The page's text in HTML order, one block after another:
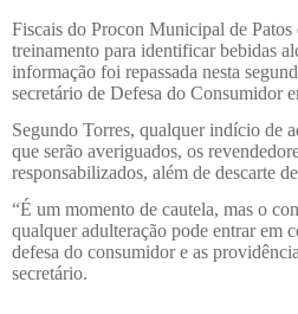
Fiscais do Procon Municipal de Patos
treinamento para identificar bebidas
informação foi repassada nesta
secretário de Defesa do Consumidor
Segundo Torres, qualquer indício de
que serão averiguados, os
responsabilizados, além de descarte
“É um momento de cautela, mas o
qualquer adulteração pode entrar em
defesa do consumidor e as
secretário.